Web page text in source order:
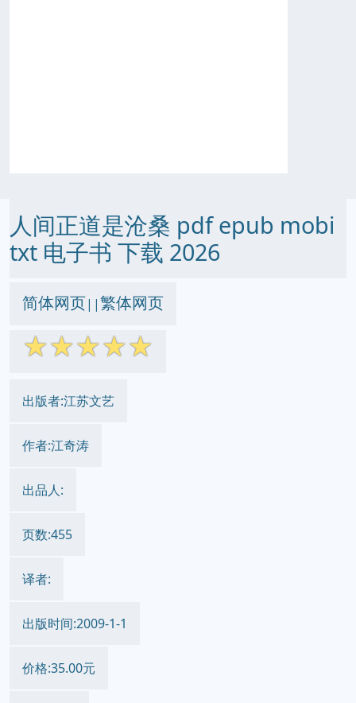
人间正道是沧桑 pdf epub mobi
txt 电子书 下载 2026
简体网页||繁体网页
☆☆☆☆☆
出版者:江苏文艺
作者:江奇涛
出品人:
页数:455
译者:
出版时间:2009-1-1
价格:35.00元